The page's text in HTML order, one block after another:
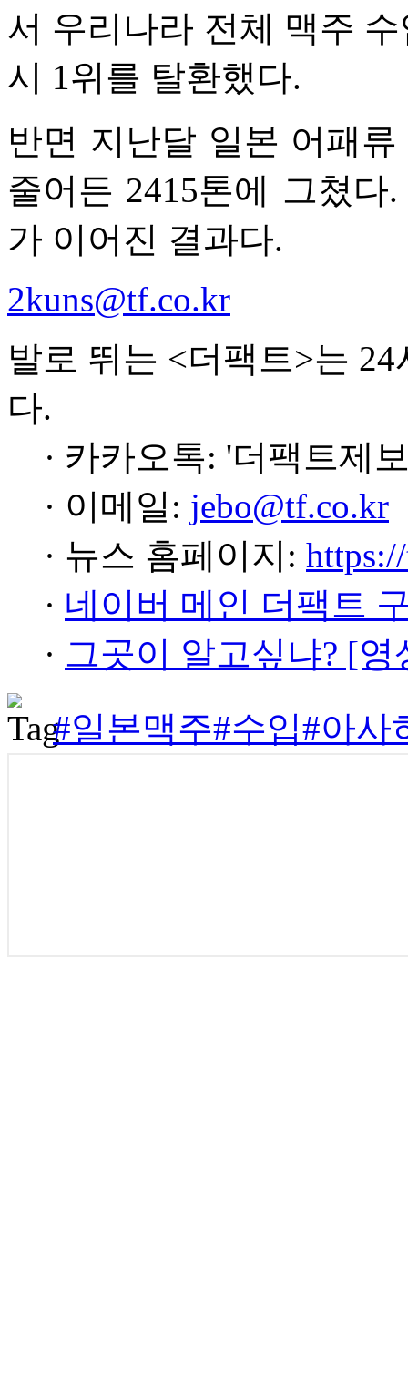
서 우리나라 전체 맥주
시 1위를 탈환했다.
반면 지난달 일본 어패
줄어든 2415톤에 그쳤
가 이어진 결과다.
2kuns@tf.co.kr
발로 뛰는 <더팩트>는
다.
· 카카오톡: '더팩트제
· 이메일: jebo@tf.co.kr
· 뉴스 홈페이지:
· 네이버 메인 더팩트
· 그곳이 알고싶냐? [
#일본맥주#수입#아사